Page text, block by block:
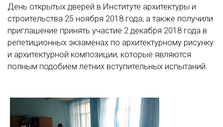
День открытых дверей в Институте архитектуры и
строительства 25 ноября 2018 года, а также получили
приглашение принять участие 2 декабря 2018 года в
репетиционных экзаменах по архитектурному рисунку
и архитектурной композиции, которые являются
полным подобием летних вступительных испытаний.